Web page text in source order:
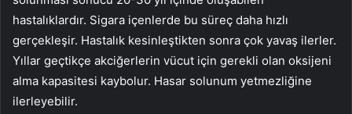
hastalıklardır. Sigara içenlerde bu süreç daha hızlı
gerçekleşir. Hastalık kesinleştikten sonra çok yavaş ilerler.
Yıllar geçtikçe akciğerlerin vücut için gerekli olan oksijeni
alma kapasitesi kaybolur. Hasar solunum yetmezliğine
ilerleyebilir.